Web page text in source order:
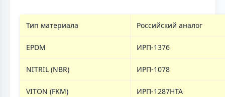
Тип материала Российский аналог
EPDM ИРП-1376
NITRIL (NBR) ИРП-1078
VITON (FKM) ИРП-1287НТА